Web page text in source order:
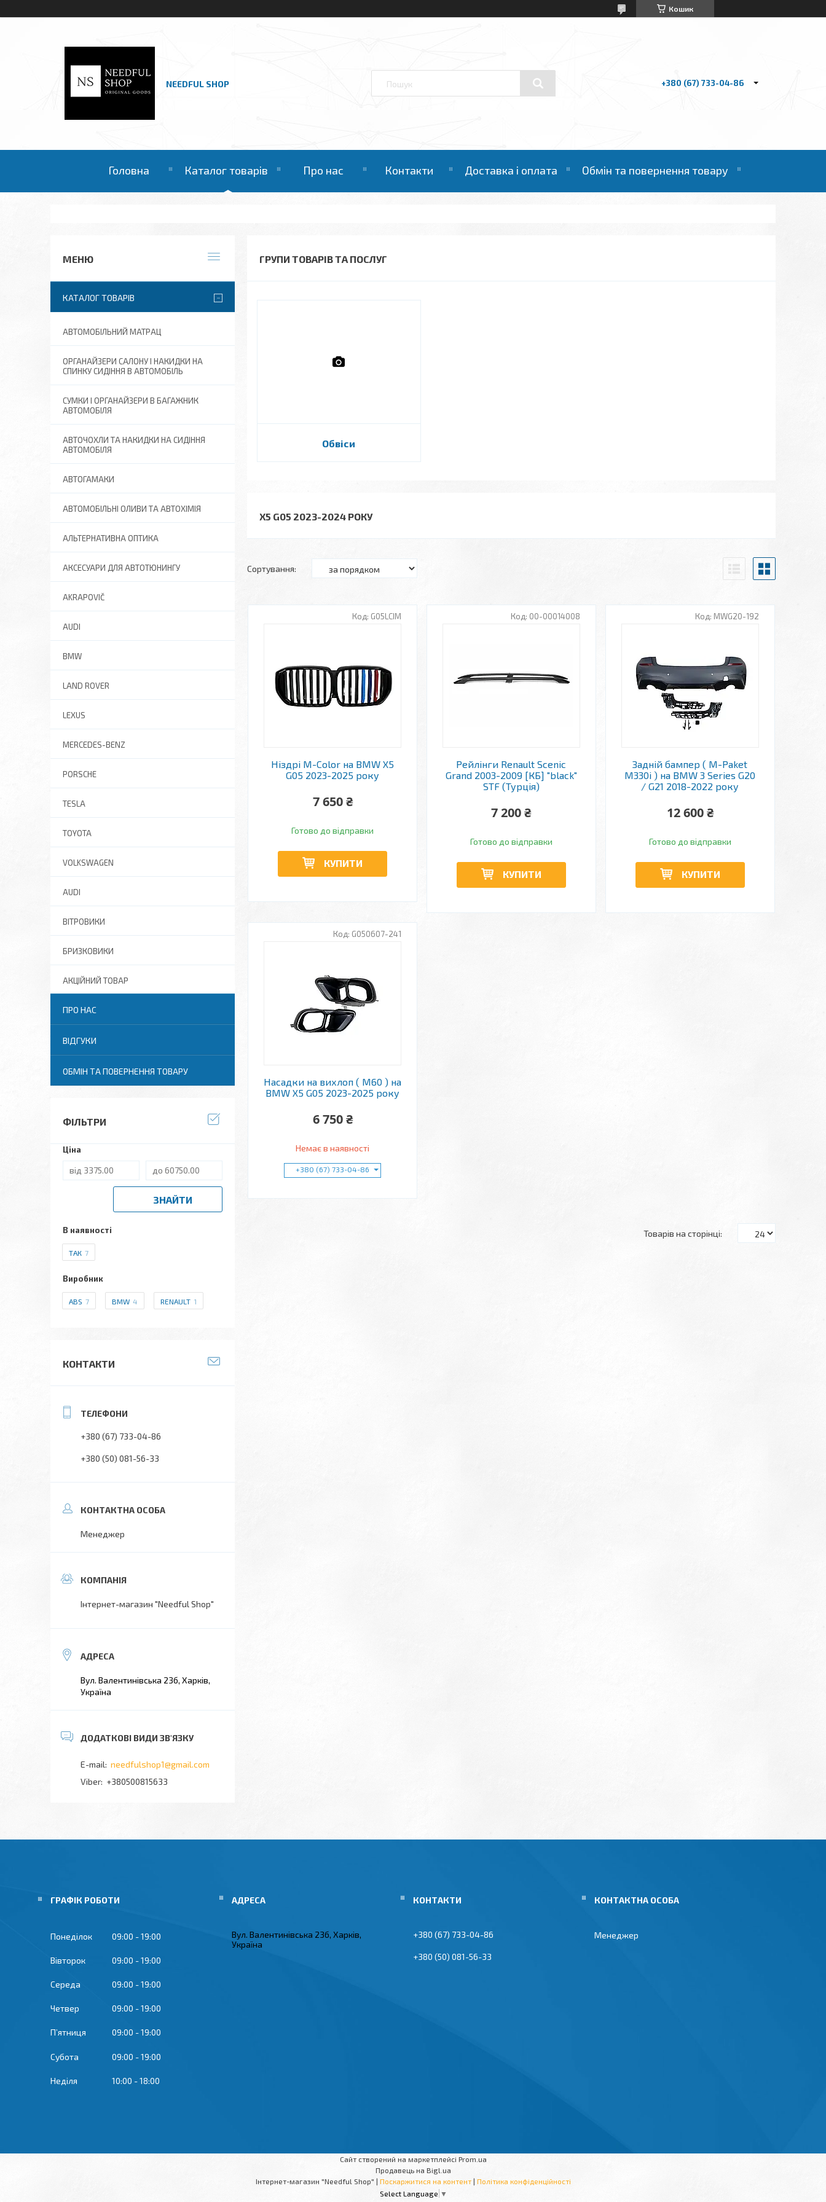
Кошик
NEEDFUL SHOP +380 (67) 733-04-86
Головна Каталог товарів Про нас Контакти Доставка і оплата Обмін та повернення товару
ГРУПИ ТОВАРІВ ТА ПОСЛУГ
Обвіси
X5 G05 2023-2024 РОКУ
G05LCIM
Ніздрі M-Color на BMW X5
G05 2023-2025 року
7 650 ₴
Готово до відправки
КУПИТИ
00-00014008
Рейлінги Renault Scenic
Grand 2003-2009 [КБ] "black"
STF (Турція)
7 200 ₴
Готово до відправки
КУПИТИ
MWG20-192
Задній бампер ( M-Paket
M330i ) на BMW 3 Series G20
/ G21 2018-2022 року
12 600 ₴
Готово до відправки
КУПИТИ
G050607-241
Насадки на вихлоп ( M60 ) на
BMW X5 G05 2023-2025 року
6 750 ₴
Немає в наявності
+380 (67) 733-04-86
КАТАЛОГ ТОВАРІВ
АВТОМОБІЛЬНИЙ МАТРАЦ
ОРГАНАЙЗЕРИ САЛОНУ І НАКИДКИ НА
СПИНКУ СИДІННЯ В АВТОМОБІЛЬ
СУМКИ І ОРГАНАЙЗЕРИ В БАГАЖНИК
АВТОМОБІЛЯ
АВТОЧОХЛИ ТА НАКИДКИ НА СИДІННЯ
АВТОМОБІЛЯ
АВТОГАМАКИ
АВТОМОБІЛЬНІ ОЛИВИ ТА АВТОХІМІЯ
АЛЬТЕРНАТИВНА ОПТИКА
АКСЕСУАРИ ДЛЯ АВТОТЮНИНГУ
AKRAPOVIČ
AUDI
BMW
LAND ROVER
LEXUS
MERCEDES-BENZ
PORSCHE
TESLA
TOYOTA
VOLKSWAGEN
AUDI
ВІТРОВИКИ
БРИЗКОВИКИ
АКЦІЙНИЙ ТОВАР
ПРО НАС
ВІДГУКИ
ОБМІН ТА ПОВЕРНЕННЯ ТОВАРУ
ФІЛЬТРИ
Ціна
ЗНАЙТИ
В наявності
ТАК 7
Виробник
ABS 7 BMW 4 RENAULT 1
КОНТАКТИ
+380 (67) 733-04-86
+380 (50) 081-56-33
Менеджер
Інтернет-магазин "Needful Shop"
Вул. Валентинівська 23б, Харків,
Україна
needfulshop1@gmail.com
+380500815633
ГРАФІК РОБОТИ
Понеділок 09:00 19:00
Вівторок 09:00 19:00
Середа 09:00 19:00
Четвер 09:00 19:00
Пʼятниця 09:00 19:00
Субота 09:00 19:00
Неділя 10:00 18:00
Вул. Валентинівська 23б, Харків,
Україна
+380 (67) 733-04-86
+380 (50) 081-56-33
Менеджер
Сайт створений на маркетплейсі Prom.ua
Продавець на Bigl.ua
Інтернет-магазин "Needful Shop" | Поскаржитися на контент | Політика конфіденційності
Select Language ▼